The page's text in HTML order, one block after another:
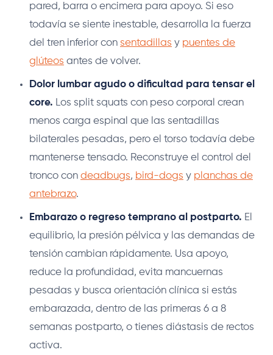
pared, barra o encimera para apoyo. Si eso
todavía se siente inestable, desarrolla la fuerza
del tren inferior con sentadillas y puentes de
glúteos antes de volver.
Dolor lumbar agudo o dificultad para tensar el
core. Los split squats con peso corporal crean
menos carga espinal que las sentadillas
bilaterales pesadas, pero el torso todavía debe
mantenerse tensado. Reconstruye el control del
tronco con deadbugs, bird-dogs y planchas de
antebrazo.
Embarazo o regreso temprano al postparto. El
equilibrio, la presión pélvica y las demandas de
tensión cambian rápidamente. Usa apoyo,
reduce la profundidad, evita mancuernas
pesadas y busca orientación clínica si estás
embarazada, dentro de las primeras 6 a 8
semanas postparto, o tienes diástasis de rectos
activa.